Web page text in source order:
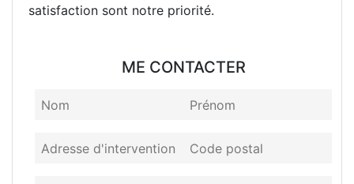
satisfaction sont notre priorité.
ME CONTACTER